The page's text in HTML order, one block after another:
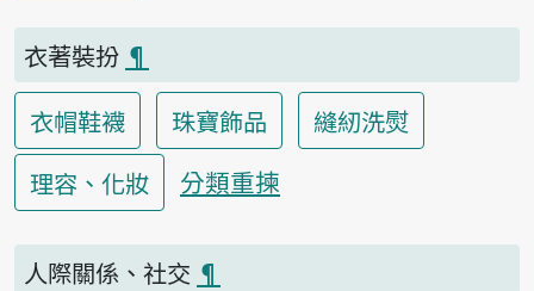
衣著裝扮 ¶
衣帽鞋襪
珠寶飾品
縫紉洗熨
理容、化妝
分類重揀
人際關係、社交 ¶